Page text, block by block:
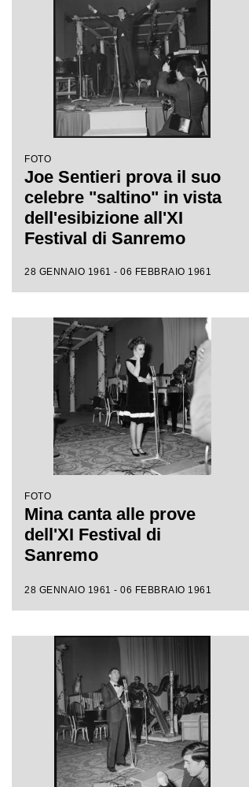
FOTO
Joe Sentieri prova il suo
celebre "saltino" in vista
dell'esibizione all'XI
Festival di Sanremo
28 GENNAIO 1961 - 06 FEBBRAIO 1961
FOTO
Mina canta alle prove
dell'XI Festival di
Sanremo
28 GENNAIO 1961 - 06 FEBBRAIO 1961